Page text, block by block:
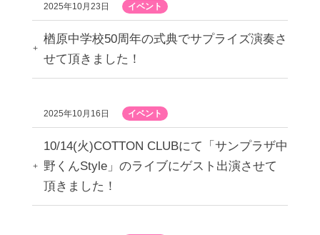
2025年10月23日 イベント
楢原中学校50周年の式典でサプライズ演奏さ
せて頂きました！
2025年10月16日 イベント
10/14(火)COTTON CLUBにて「サンプラザ中
野くんStyle」のライブにゲスト出演させて
頂きました！